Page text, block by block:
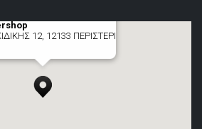
12, 12133 ΠΕΡΙΣΤΕΡΙ